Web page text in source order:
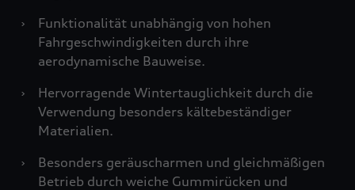
›
Funktionalität unabhängig von hohen
Fahrgeschwindigkeiten durch ihre
aerodynamische Bauweise.
›
Hervorragende Wintertauglichkeit durch die
Verwendung besonders kältebeständiger
Materialien.
›
Besonders geräuscharmen und gleichmäßigen
Betrieb durch weiche Gummirücken und